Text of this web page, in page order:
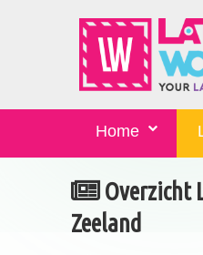
Home
Overzicht
Zeeland